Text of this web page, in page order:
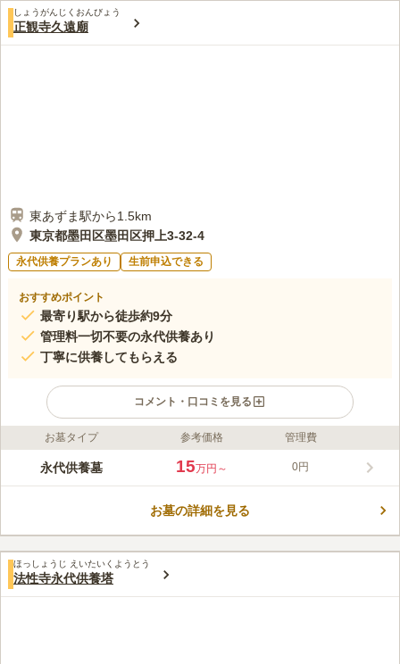
しょうがんじくおんびょう
正観寺久遠廟
東あずま駅から1.5km
東京都墨田区墨田区押上3-32-4
永代供養プランあり 生前申込できる
おすすめポイント
最寄り駅から徒歩約9分
管理料一切不要の永代供養あり
丁寧に供養してもらえる
コメント・口コミを見る
ライフドット編集部のコメント
東京都墨田区にある天台宗 正観寺が管理する永代供養墓です。
り入れて明るい雰囲気となっています。 常時換気によって、空
となっています。
口コミ評価
この霊園はまだ誰からも評価されていません。
お墓タイプ 参考価格 管理費
永代供養墓 15万円～ 0円
お墓の詳細を見る
ほっしょうじ えいたいくようとう
法性寺永代供養塔